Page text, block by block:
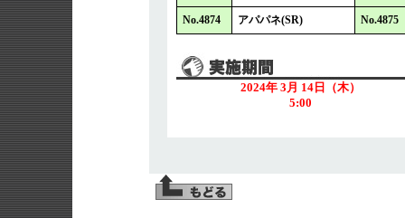
No.4874 アパパネ(SR) No.4875
2024年 3月 14日（木）
5:00